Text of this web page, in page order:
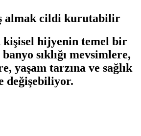
almak cildi kurutabilir
kişisel hijyenin temel bir
sıklığı mevsimlere,
yaşam tarzına ve sağlık
değişebiliyor.